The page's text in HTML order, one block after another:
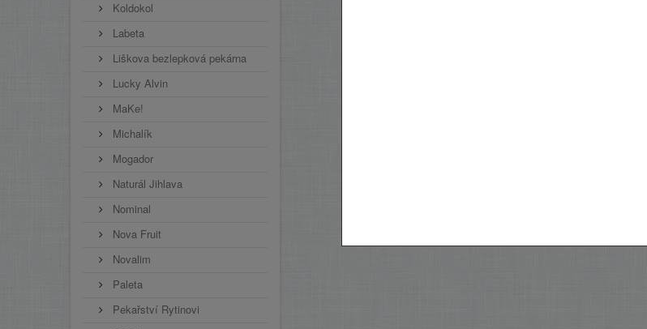
Koldokol
Labeta
Liškova bezlepková pekárna
Lucky Alvin
MaKe!
Michalík
Mogador
Naturál Jihlava
Nominal
Nova Fruit
Novalim
Paleta
Pekařství Rytinovi